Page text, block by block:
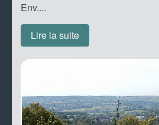
Env....
Lire la suite